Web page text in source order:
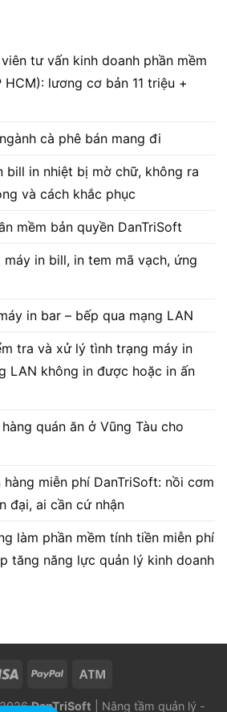
tư vấn kinh doanh phần mềm
lương cơ bản 11 triệu +
cà phê bán mang đi
bill in nhiệt bị mờ chữ, không ra
và cách khắc phục
mềm bản quyền DanTriSoft
in bill, in tem mã vạch, ứng
in bar – bếp qua mạng LAN
tra và xử lý tình trạng máy in
LAN không in được hoặc in ấn
quán ăn ở Vũng Tàu cho
hàng miễn phí DanTriSoft: nồi cơm
đại, ai cần cứ nhận
làm phần mềm tính tiền miễn phí
tăng năng lực quản lý kinh doanh
DanTriSoft | Nâng tầm quản lý -